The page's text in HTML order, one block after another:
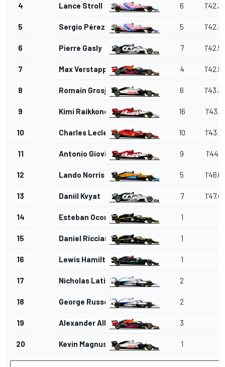
4 Lance Stroll 6
5 Sergio Pérez 5
6 Pierre Gasly 7
7 Max Verstappen 4
8 Romain Grosjean 6
9 Kimi Raikkonen 16
10 Charles Leclerc 10
11 Antonio Giovinazzi 9
12 Lando Norris 5
13 Daniil Kvyat 7
14 Esteban Ocon 1
15 Daniel Ricciardo 1
16 Lewis Hamilton 1
17 Nicholas Latifi 2
18 George Russell 2
19 Alexander Albon 3
20 Kevin Magnussen 1